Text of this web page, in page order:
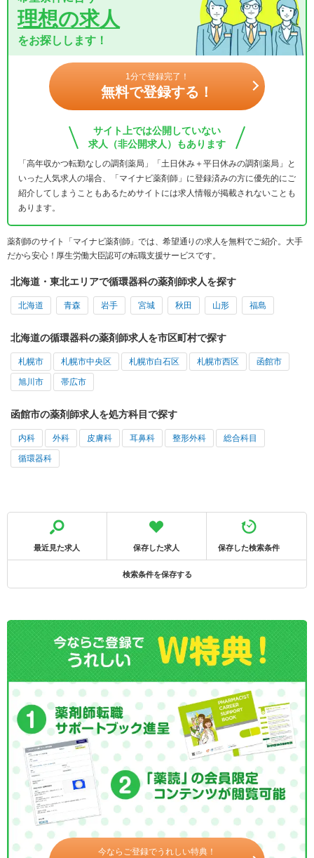
理想の求人
をお探しします！
1分で登録完了！
無料で登録する！
サイト上では公開していない
求人（非公開求人）もあります
「高年収かつ転勤なしの調剤薬局」「土日休み＋平日休みの調剤薬局」と
いった人気求人の場合、「マイナビ薬剤師」に登録済みの方に優先的にご
紹介してしまうこともあるためサイトには求人情報が掲載されないことも
あります。
薬剤師のサイト「マイナビ薬剤師」では、希望通りの求人を無料でご紹介。大手
だから安心！厚生労働大臣認可の転職支援サービスです。
北海道・東北エリアで循環器科の薬剤師求人を探す
北海道 青森 岩手 宮城 秋田 山形 福島
北海道の循環器科の薬剤師求人を市区町村で探す
札幌市 札幌市中央区 札幌市白石区 札幌市西区 函館市
旭川市 帯広市
函館市の薬剤師求人を処方科目で探す
内科 外科 皮膚科 耳鼻科 整形外科 総合科目
循環器科
最近見た求人 保存した求人 保存した検索条件
検索条件を保存する
今ならご登録でうれしい特典！